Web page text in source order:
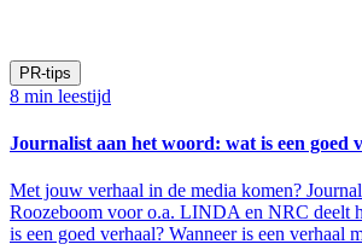
PR-tips
8 min leestijd
Journalist aan het woord: wat is een goed
Met jouw verhaal in de media komen?
Roozeboom voor o.a. LINDA en NRC deelt
is een goed verhaal? Wanneer is een verhaal